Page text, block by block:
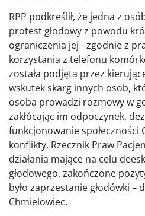
RPP podkreślił, że jedna z
protest głodowy z powodu
ograniczenia jej - zgodnie z
korzystania z telefonu
została podjęta przez
wskutek skarg innych osób,
osoba prowadzi rozmowy w
zakłócając im odpoczynek,
funkcjonowanie społeczności
konflikty. Rzecznik Praw
działania mające na celu
głodowego, zakończone
było zaprzestanie głodówki –
Chmielowiec.